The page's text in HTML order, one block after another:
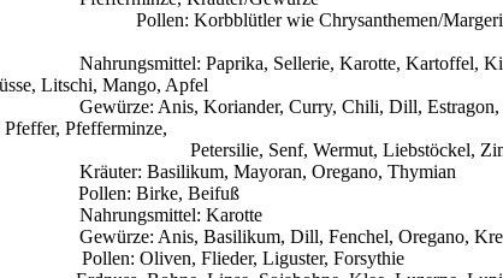
Pollen: Korbblütler wie Chrysanthemen/
Nahrungsmittel: Paprika, Sellerie, Karotte, Kartoffel,
Litschi, Mango, Apfel
Gewürze: Anis, Koriander, Curry, Chili, Dill,
Pfefferminze,
Petersilie, Senf, Wermut, Liebstöckel,
Kräuter: Basilikum, Mayoran, Oregano, Thymian
Pollen: Birke, Beifuß
Nahrungsmittel: Karotte
Gewürze: Anis, Basilikum, Dill, Fenchel, Oregano,
Pollen: Oliven, Flieder, Liguster, Forsythie